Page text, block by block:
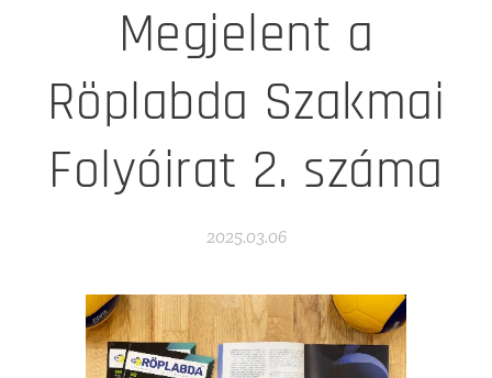
Megjelent a
Röplabda Szakmai
Folyóirat 2. száma
2025.03.06